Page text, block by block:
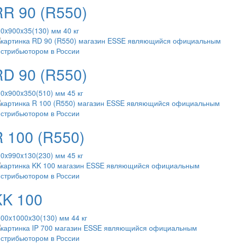
90 (R550)
мм 40 кг
90 (R550)
мм 45 кг
100 (R550)
мм 45 кг
100
мм 44 кг